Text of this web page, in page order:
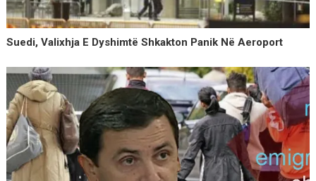
Suedi, Valixhja E Dyshimtë Shkakton Panik Në Aeroport